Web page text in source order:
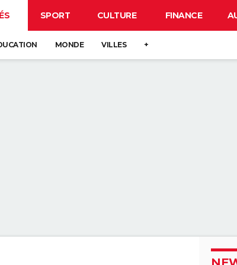
SPORT CULTURE FINANCE
MONDE VILLES +